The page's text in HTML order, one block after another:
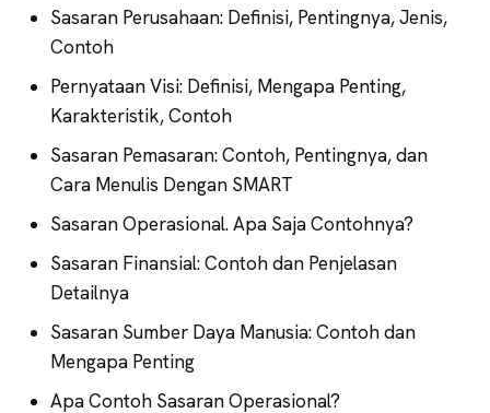
Sasaran Perusahaan: Definisi, Pentingnya, Jenis,
Contoh
Pernyataan Visi: Definisi, Mengapa Penting,
Karakteristik, Contoh
Sasaran Pemasaran: Contoh, Pentingnya, dan
Cara Menulis Dengan SMART
Sasaran Operasional. Apa Saja Contohnya?
Sasaran Finansial: Contoh dan Penjelasan
Detailnya
Sasaran Sumber Daya Manusia: Contoh dan
Mengapa Penting
Apa Contoh Sasaran Operasional?